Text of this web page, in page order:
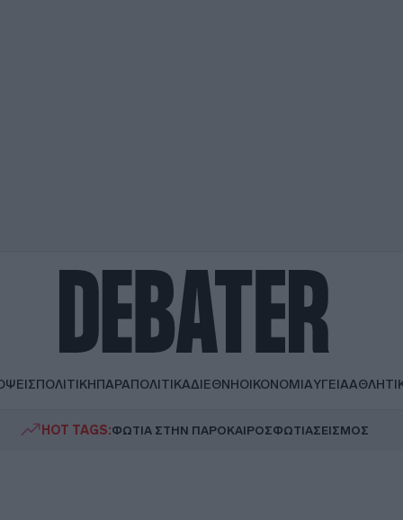
ΠΟΛΙΤΙΚΗΠΑΡΑΠΟΛΙΤΙΚΑΔΙΕΘΝΗΟΙΚΟΝΟΜΙΑΥΓΕΙΑ
HOT TAGS:ΦΩΤΙΑ ΣΤΗΝ ΠΑΡΟΚΑΙΡΟΣΦΩΤΙΑΣΕΙΣΜΟΣ